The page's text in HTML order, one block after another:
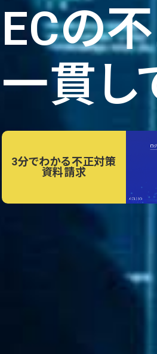
ECの
一貫し
3分でわかる不正対策
資料請求